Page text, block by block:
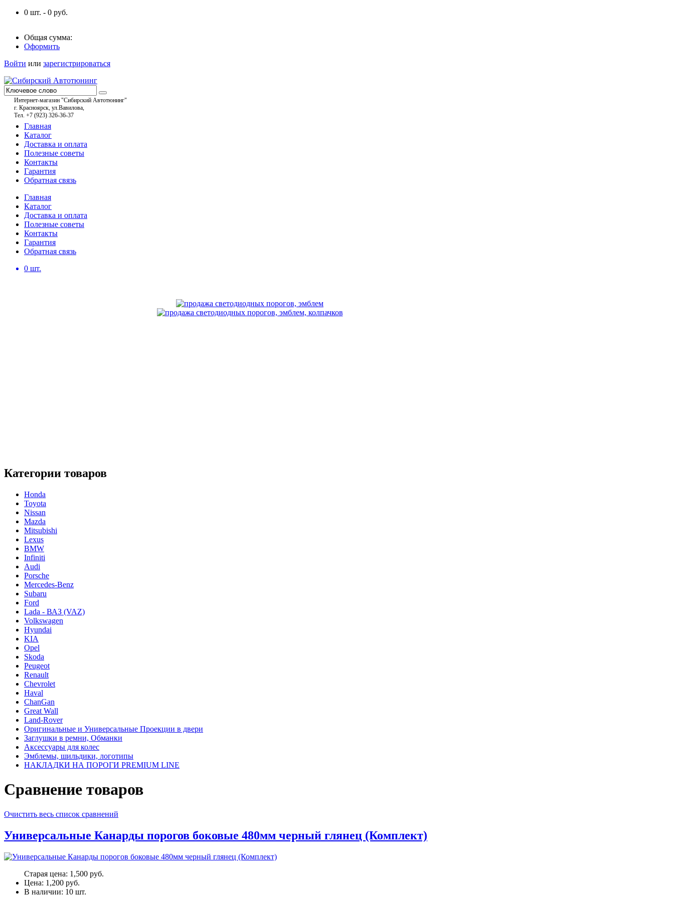
0 шт. - 0 руб.
Общая сумма:
Оформить
Войти или зарегистрироваться
Интернет-магазин "Сибирский Автотюнинг"
г. Красноярск, ул.Вавилова,
Тел. +7 (923) 326-36-37
Главная
Каталог
Доставка и оплата
Полезные советы
Контакты
Гарантия
Обратная связь
Главная
Каталог
Доставка и оплата
Полезные советы
Контакты
Гарантия
Обратная связь
0 шт.
Категории товаров
Honda
Toyota
Nissan
Mazda
Mitsubishi
Lexus
BMW
Infiniti
Audi
Porsche
Mercedes-Benz
Subaru
Ford
Lada - ВАЗ (VAZ)
Volkswagen
Hyundai
KIA
Opel
Skoda
Peugeot
Renault
Chevrolet
Haval
ChanGan
Great Wall
Land-Rover
Оригинальные и Универсальные Проекции в двери
Заглушки в ремни, Обманки
Аксессуары для колес
Эмблемы, шильдики, логотипы
НАКЛАДКИ НА ПОРОГИ PREMIUM LINE
Сравнение товаров
Очистить весь список сравнений
Универсальные Канарды порогов боковые 480мм черный глянец (Комплект)
Старая цена: 1,500 руб.
Цена: 1,200 руб.
В наличии: 10 шт.